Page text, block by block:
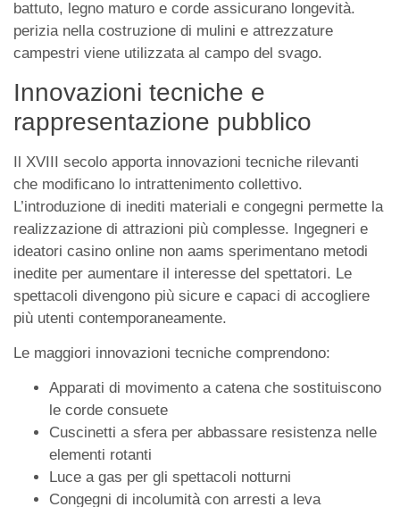
battuto, legno maturo e corde assicurano longevità.
perizia nella costruzione di mulini e attrezzature
campestri viene utilizzata al campo del svago.
Innovazioni tecniche e
rappresentazione pubblico
Il XVIII secolo apporta innovazioni tecniche rilevanti
che modificano lo intrattenimento collettivo.
L’introduzione di inediti materiali e congegni permette la
realizzazione di attrazioni più complesse. Ingegneri e
ideatori casino online non aams sperimentano metodi
inedite per aumentare il interesse del spettatori. Le
spettacoli divengono più sicure e capaci di accogliere
più utenti contemporaneamente.
Le maggiori innovazioni tecniche comprendono:
Apparati di movimento a catena che sostituiscono
le corde consuete
Cuscinetti a sfera per abbassare resistenza nelle
elementi rotanti
Luce a gas per gli spettacoli notturni
Congegni di incolumità con arresti a leva